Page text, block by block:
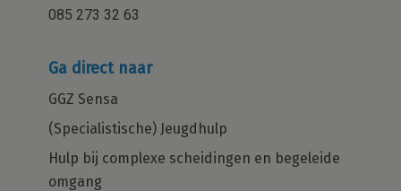
085 273 32 63
Ga direct naar
GGZ Sensa
(Specialistische) Jeugdhulp
Hulp bij complexe scheidingen en begeleide
omgang